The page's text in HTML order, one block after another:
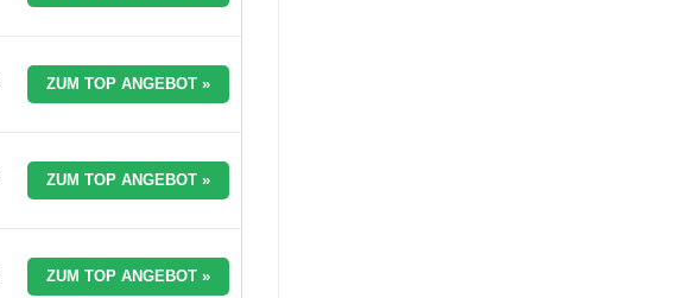
ZUM TOP ANGEBOT »
ZUM TOP ANGEBOT »
ZUM TOP ANGEBOT »